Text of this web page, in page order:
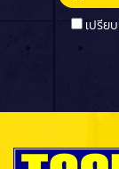
เปรีย